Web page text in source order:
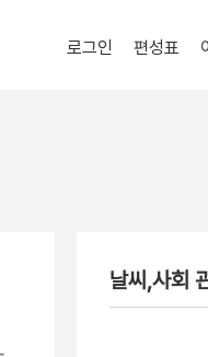
로그인 편성표
날씨,사회